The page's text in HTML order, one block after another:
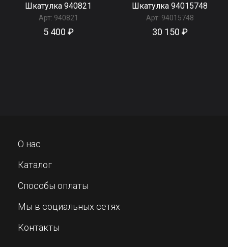
Шкатулка 940821
Арт: 940821
5 400 ₽
Шкатулка 94015748
Арт: 94015748
30 150 ₽
О нас
Каталог
Способы оплаты
Мы в социальных сетях
Контакты